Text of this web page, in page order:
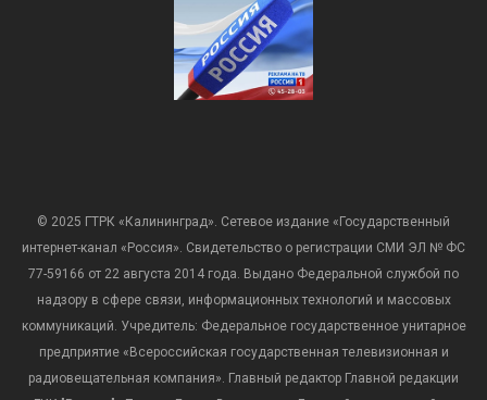
© 2025 ГТРК «Калининград». Сетевое издание «Государственный
интернет-канал «Россия». Свидетельство о регистрации СМИ ЭЛ № ФС
77-59166 от 22 августа 2014 года. Выдано Федеральной службой по
надзору в сфере связи, информационных технологий и массовых
коммуникаций. Учредитель: Федеральное государственное унитарное
предприятие «Всероссийская государственная телевизионная и
радиовещательная компания». Главный редактор Главной редакции